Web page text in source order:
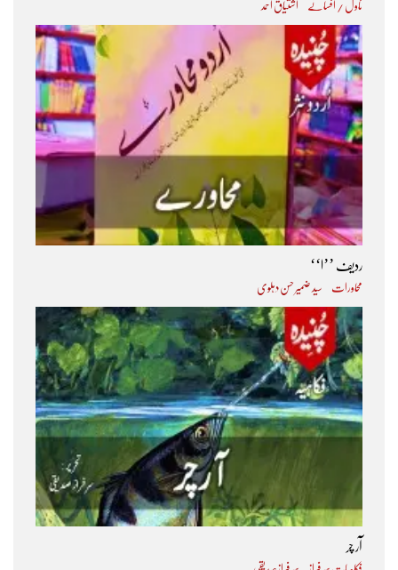
ناول / افسانے اشتیاق احمد
ردیف ’’ا‘‘
محاورات سید ضمیر حسن دہلوی
آر چر